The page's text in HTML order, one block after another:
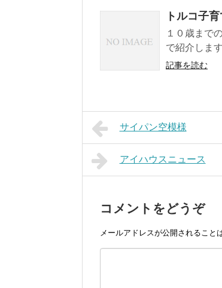
トルコ子
１０歳まで
で紹介します
記事を読む
サイパン空模様
アイハウスニュース
コメントをどうぞ
メールアドレスが公開されること